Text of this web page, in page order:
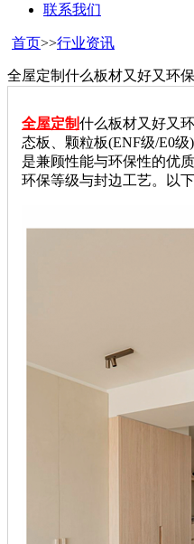
联系我们
首页>>行业资讯
全屋定制什么板材又好又环
全屋定制什么板材又好又
态板、颗粒板(ENF级/E0
是兼顾性能与环保性的优
环保等级‌与‌封边工艺‌。以